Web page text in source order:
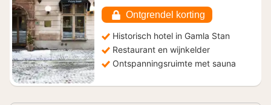
Ontgrendel korting
Historisch hotel in Gamla Stan
Restaurant en wijnkelder
Ontspanningsruimte met sauna